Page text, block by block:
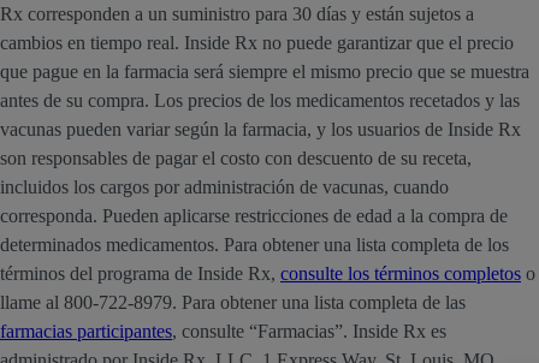
Rx corresponden a un suministro para 30 días y están sujetos a
cambios en tiempo real. Inside Rx no puede garantizar que el precio
que pague en la farmacia será siempre el mismo precio que se muestra
antes de su compra. Los precios de los medicamentos recetados y las
vacunas pueden variar según la farmacia, y los usuarios de Inside Rx
son responsables de pagar el costo con descuento de su receta,
incluidos los cargos por administración de vacunas, cuando
corresponda. Pueden aplicarse restricciones de edad a la compra de
determinados medicamentos. Para obtener una lista completa de los
términos del programa de Inside Rx, consulte los términos completos o
llame al 800-722-8979. Para obtener una lista completa de las
farmacias participantes, consulte “Farmacias”. Inside Rx es